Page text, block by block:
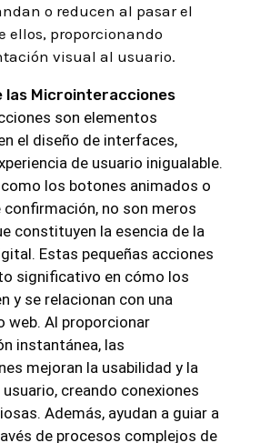
o reducen al pasar el
ellos, proporcionando
visual al usuario.
las Microinteracciones
son elementos
el diseño de interfaces,
de usuario inigualable.
los botones animados o
confirmación, no son meros
constituyen la esencia de la
Estas pequeñas acciones
significativo en cómo los
y se relacionan con una
web. Al proporcionar
instantánea, las
mejoran la usabilidad y la
creando conexiones
Además, ayudan a guiar a
de procesos complejos de